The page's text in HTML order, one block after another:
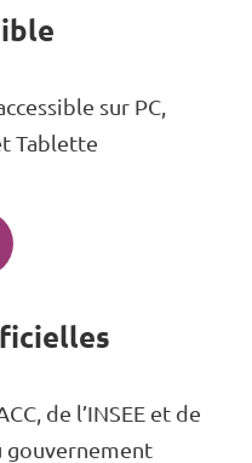
sur PC,
Tablette
de l’INSEE et de
gouvernement